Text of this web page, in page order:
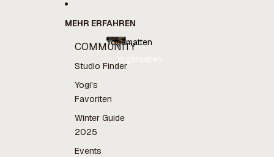
MEHR ERFAHREN
COMMUNITY
Studio Finder
Yogi's
Favoriten
Winter Guide
2025
Events
Yogamatten